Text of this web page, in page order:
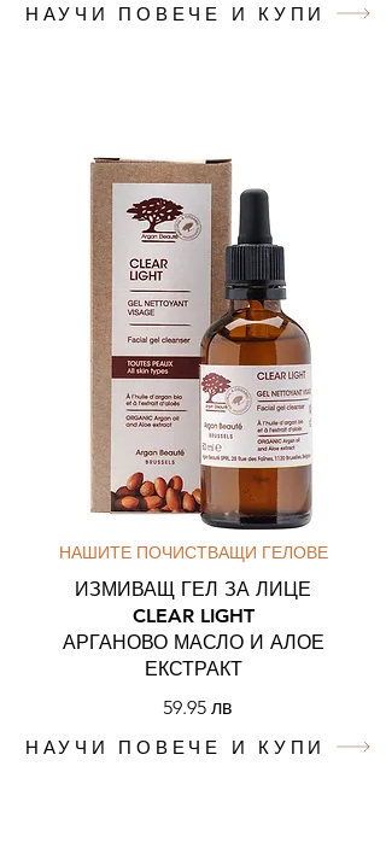
НАУЧИ ПОВЕЧЕ И КУПИ
НАШИТЕ ПОЧИСТВАЩИ ГЕЛОВЕ
ИЗМИВАЩ ГЕЛ ЗА ЛИЦЕ
CLEAR LIGHT
АРГАНОВО МАСЛО И АЛОЕ
ЕКСТРАКТ
59.95 лв
НАУЧИ ПОВЕЧЕ И КУПИ